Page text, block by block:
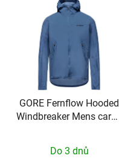
GORE Fernflow Hooded
Windbreaker Mens cargo
Do 3 dnů